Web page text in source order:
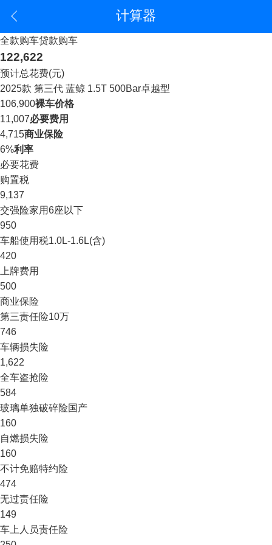
计算器
全款购车贷款购车
122,622
预计总花费(元)
2025款 第三代 蓝鲸 1.5T 500Bar卓越型
106,900裸车价格
11,007必要费用
4,715商业保险
6%利率
必要花费
购置税
9,137
交强险家用6座以下
950
车船使用税1.0L-1.6L(含)
420
上牌费用
500
商业保险
第三责任险10万
746
车辆损失险
1,622
全车盗抢险
584
玻璃单独破碎险国产
160
自燃损失险
160
不计免赔特约险
474
无过责任险
149
车上人员责任险